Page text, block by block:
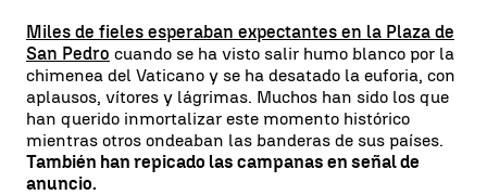
Miles de fieles esperaban expectantes en la Plaza de
San Pedro cuando se ha visto salir humo blanco por la
chimenea del Vaticano y se ha desatado la euforia, con
aplausos, vítores y lágrimas. Muchos han sido los que
han querido inmortalizar este momento histórico
mientras otros ondeaban las banderas de sus países.
También han repicado las campanas en señal de
anuncio.